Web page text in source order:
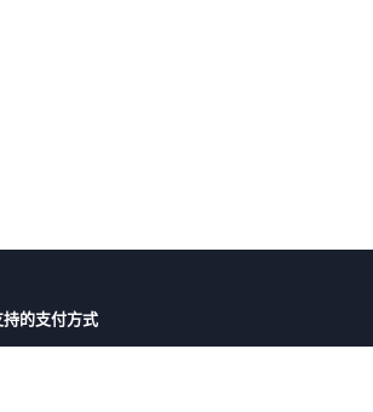
持的支付方式